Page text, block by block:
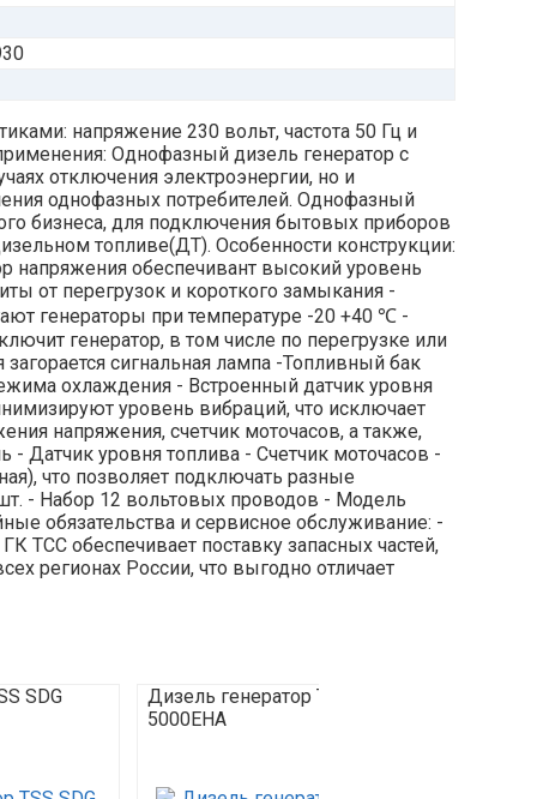
напряжение 230 вольт, частота 50 Гц и
Однофазный дизель генератор с
отключения электроэнергии, но и
однофазных потребителей. Однофазный
бизнеса, для подключения бытовых приборов
топливе(ДТ). Особенности конструкции:
напряжения обеспечивант высокий уровень
от перегрузок и короткого замыкания -
генераторы при температуре -20 +40 ℃ -
генератор, в том числе по перегрузке или
сигнальная лампа -Топливный бак
охлаждения - Встроенный датчик уровня
уровень вибраций, что исключает
напряжения, счетчик моточасов, а также,
Датчик уровня топлива - Счетчик моточасов -
что позволяет подключать разные
- Набор 12 вольтовых проводов - Модель
обязательства и сервисное обслуживание: -
ТСС обеспечивает поставку запасных частей,
регионах России, что выгодно отличает
SDG
Дизель генератор TSS SDG
5000EHA